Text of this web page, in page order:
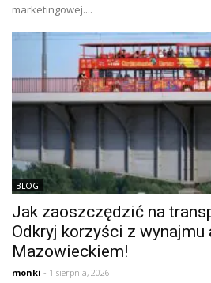
marketingowej....
BLOG
Jak zaoszczędzić na
Odkryj korzyści z wynajmu
Mazowieckiem!
monki - 1 sierpnia, 2026